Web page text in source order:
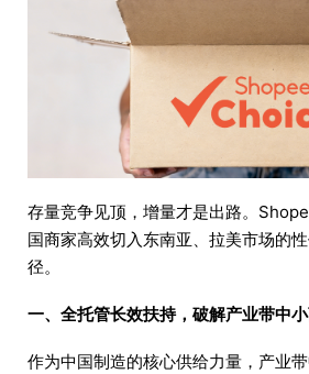
存量竞争见顶，增量才是出路。
国商家高效切入东南亚、拉美市场的
径。
一、全托管长效扶持，破解产业带中
作为中国制造的核心供给力量，产业